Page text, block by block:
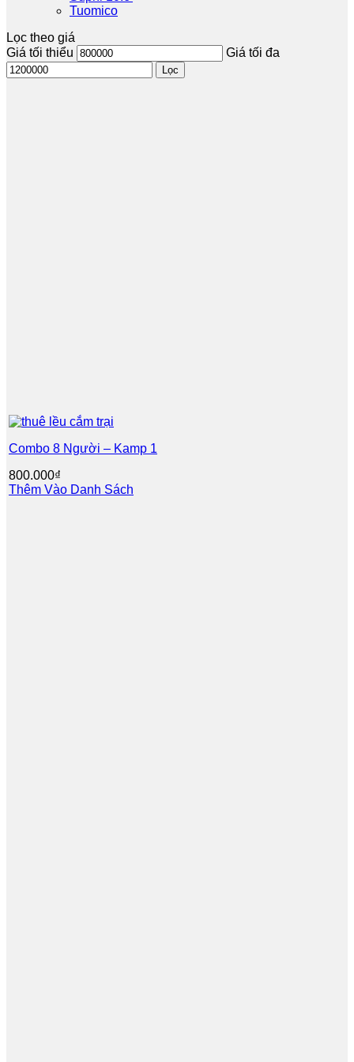
Tuomico
Lọc theo giá
Giá tối thiểu
Giá tối đa
Lọc
Combo 8 Người – Kamp 1
800.000₫
Thêm Vào Danh Sách